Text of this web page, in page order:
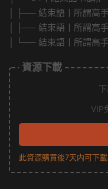
│ ├── 結束語丨所謂高
│ ├── 結束語丨所謂高
│ └── 結束語丨所謂高
資源下載
VIP
此資源購買後7天内可下